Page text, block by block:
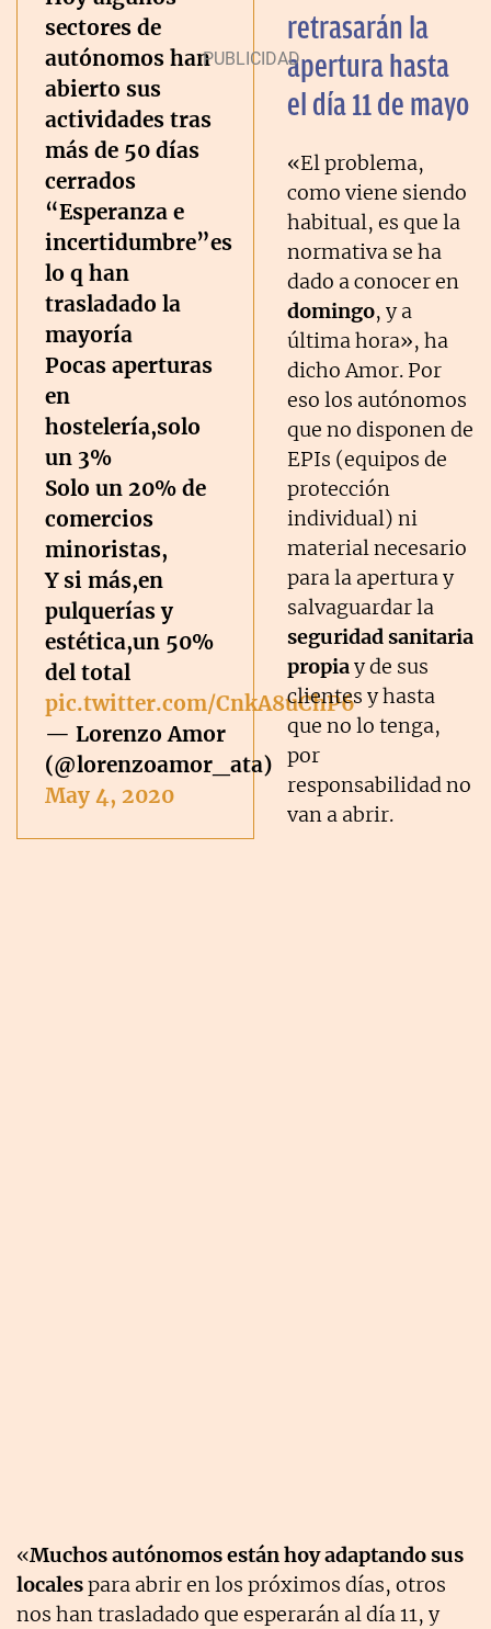
sectores de
autónomos han
abierto sus
actividades tras
más de 50 días
cerrados
“Esperanza e
incertidumbre”es
lo q han
trasladado la
mayoría
Pocas aperturas
en
hostelería,solo
un 3%
Solo un 20% de
comercios
minoristas,
Y si más,en
pulquerías y
estética,un 50%
del total
pic.twitter.com/CnkA8uChP6
— Lorenzo Amor
(@lorenzoamor_ata)
May 4, 2020
retrasarán la
apertura hasta
el día 11 de mayo
«El problema,
como viene siendo
habitual, es que la
normativa se ha
dado a conocer en
domingo, y a
última hora», ha
dicho Amor. Por
eso los autónomos
que no disponen de
EPIs (equipos de
protección
individual) ni
material necesario
para la apertura y
salvaguardar la
seguridad sanitaria
propiay de sus
clientes y hasta
que no lo tenga,
por
responsabilidad no
van a abrir.
«Muchos autónomos están hoy adaptando sus
localespara abrir en los próximos días, otros
nos han trasladado que esperarán al día 11, y